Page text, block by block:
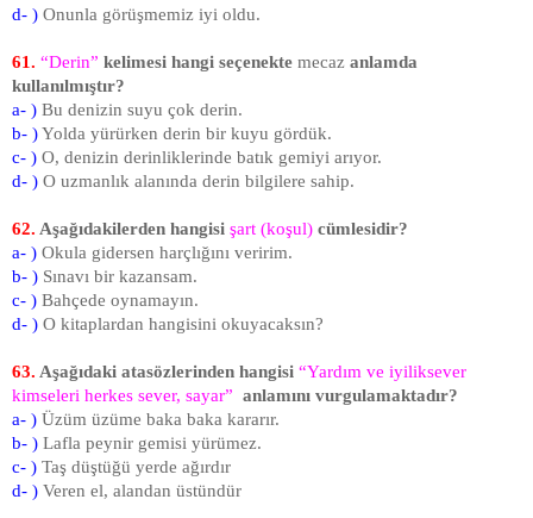
d- ) Onunla görüşmemiz iyi oldu.
61. “Derin” kelimesi hangi seçenekte mecaz anlamda
kullanılmıştır?
a- ) Bu denizin suyu çok derin.
b- )Yolda yürürken derin bir kuyu gördük.
c- ) O, denizin derinliklerinde batık gemiyi arıyor.
d- ) O uzmanlık alanında derin bilgilere sahip.
62. Aşağıdakilerden hangisi şart (koşul) cümlesidir?
a- ) Okula gidersen harçlığını veririm.
b- ) Sınavı bir kazansam.
c- ) Bahçede oynamayın.
d- ) O kitaplardan hangisini okuyacaksın?
63. Aşağıdaki atasözlerinden hangisi “Yardım ve iyiliksever
kimseleri herkes sever, sayar” anlamını vurgulamaktadır?
a- ) Üzüm üzüme baka baka kararır.
b- ) Lafla peynir gemisi yürümez.
c- ) Taş düştüğü yerde ağırdır
d- ) Veren el, alandan üstündür